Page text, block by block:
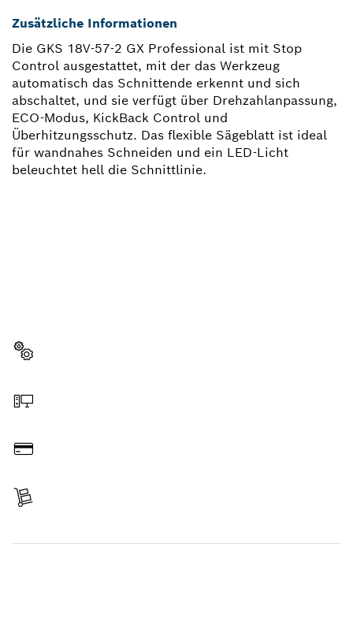
Zusätzliche Informationen
Die GKS 18V-57-2 GX Professional ist mit Stop
Control ausgestattet, mit der das Werkzeug
automatisch das Schnittende erkennt und sich
abschaltet, und sie verfügt über Drehzahlanpassung,
ECO-Modus, KickBack Control und
Überhitzungsschutz. Das flexible Sägeblatt ist ideal
für wandnahes Schneiden und ein LED-Licht
beleuchtet hell die Schnittlinie.